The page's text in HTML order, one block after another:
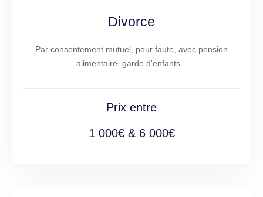
Divorce
Par consentement mutuel, pour faute, avec pension
alimentaire, garde d'enfants...
Prix entre
1 000€ & 6 000€